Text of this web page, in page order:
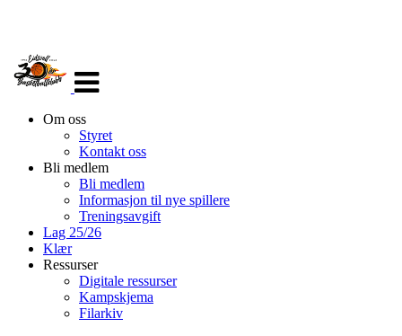
navigasjon
Om oss
Styret
Kontakt oss
Bli medlem
Bli medlem
Informasjon til nye spillere
Treningsavgift
Lag 25/26
Klær
Ressurser
Digitale ressurser
Kampskjema
Filarkiv